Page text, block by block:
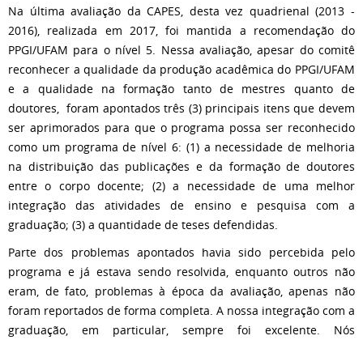
Na última avaliação da CAPES, desta vez quadrienal (2013 -
2016), realizada em 2017, foi mantida a recomendação do
PPGI/UFAM para o nível 5. Nessa avaliação, apesar do comitê
reconhecer a qualidade da produção acadêmica do PPGI/UFAM
e a qualidade na formação tanto de mestres quanto de
doutores, foram apontados três (3) principais itens que devem
ser aprimorados para que o programa possa ser reconhecido
como um programa de nível 6: (1) a necessidade de melhoria
na distribuição das publicações e da formação de doutores
entre o corpo docente; (2) a necessidade de uma melhor
integração das atividades de ensino e pesquisa com a
graduação; (3) a quantidade de teses defendidas.
Parte dos problemas apontados havia sido percebida pelo
programa e já estava sendo resolvida, enquanto outros não
eram, de fato, problemas à época da avaliação, apenas não
foram reportados de forma completa. A nossa integração com a
graduação, em particular, sempre foi excelente. Nós